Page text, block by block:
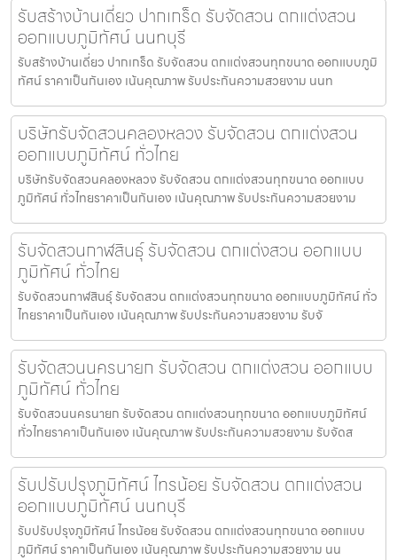
รับสร้างบ้านเดี่ยว ปากเกร็ด รับจัดสวน ตกแต่งสวน
ออกแบบภูมิทัศน์ นนทบุรี
รับสร้างบ้านเดี่ยว ปากเกร็ด รับจัดสวน ตกแต่งสวนทุกขนาด ออกแบบภูมิ
ทัศน์ ราคาเป็นกันเอง เน้นคุณภาพ รับประกันความสวยงาม นนท
บริษัทรับจัดสวนคลองหลวง รับจัดสวน ตกแต่งสวน
ออกแบบภูมิทัศน์ ทั่วไทย
บริษัทรับจัดสวนคลองหลวง รับจัดสวน ตกแต่งสวนทุกขนาด ออกแบบ
ภูมิทัศน์ ทั่วไทยราคาเป็นกันเอง เน้นคุณภาพ รับประกันความสวยงาม
รับจัดสวนกาฬสินธุ์ รับจัดสวน ตกแต่งสวน ออกแบบ
ภูมิทัศน์ ทั่วไทย
รับจัดสวนกาฬสินธุ์ รับจัดสวน ตกแต่งสวนทุกขนาด ออกแบบภูมิทัศน์ ทั่ว
ไทยราคาเป็นกันเอง เน้นคุณภาพ รับประกันความสวยงาม รับจั
รับจัดสวนนครนายก รับจัดสวน ตกแต่งสวน ออกแบบ
ภูมิทัศน์ ทั่วไทย
รับจัดสวนนครนายก รับจัดสวน ตกแต่งสวนทุกขนาด ออกแบบภูมิทัศน์
ทั่วไทยราคาเป็นกันเอง เน้นคุณภาพ รับประกันความสวยงาม รับจัดส
รับปรับปรุงภูมิทัศน์ ไทรน้อย รับจัดสวน ตกแต่งสวน
ออกแบบภูมิทัศน์ นนทบุรี
รับปรับปรุงภูมิทัศน์ ไทรน้อย รับจัดสวน ตกแต่งสวนทุกขนาด ออกแบบ
ภูมิทัศน์ ราคาเป็นกันเอง เน้นคุณภาพ รับประกันความสวยงาม นน